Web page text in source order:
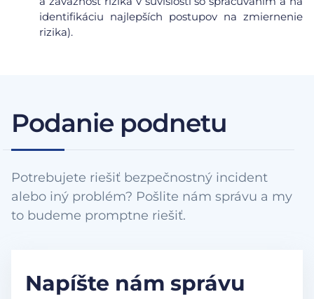
identifikáciu najlepších postupov na zmiernenie
rizika).
Podanie podnetu
Potrebujete riešiť bezpečnostný incident
alebo iný problém? Pošlite nám správu a my
to budeme promptne riešiť.
Napíšte nám správu